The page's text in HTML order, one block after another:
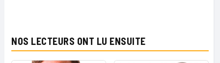
NOS LECTEURS ONT LU ENSUITE